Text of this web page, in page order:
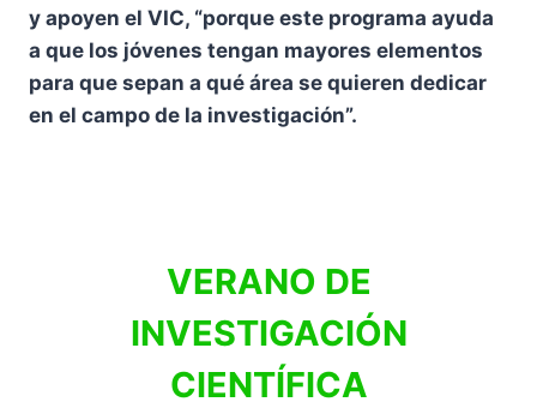
y apoyen el VIC, “porque este programa ayuda
a que los jóvenes tengan mayores elementos
para que sepan a qué área se quieren dedicar
en el campo de la investigación”.
VERANO DE
INVESTIGACIÓN
CIENTÍFICA